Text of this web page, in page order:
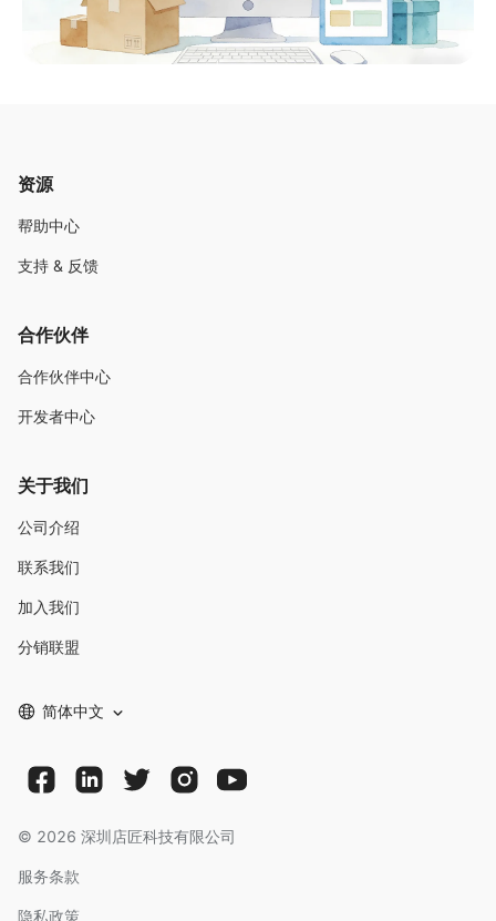
资源
帮助中心
支持 & 反馈
合作伙伴
合作伙伴中心
开发者中心
关于我们
公司介绍
联系我们
加入我们
分销联盟
简体中文
© 2026 深圳店匠科技有限公司
服务条款
隐私政策